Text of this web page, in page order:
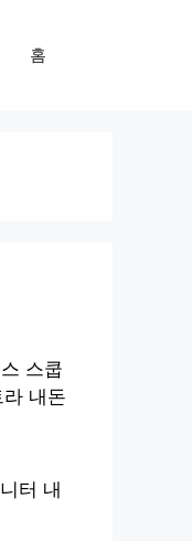
홈
스쿱
내돈
터 내